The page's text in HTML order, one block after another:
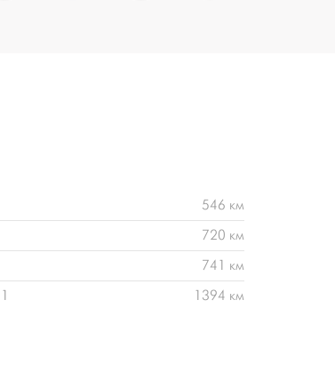
546 км
720 км
741 км
1 1394 км